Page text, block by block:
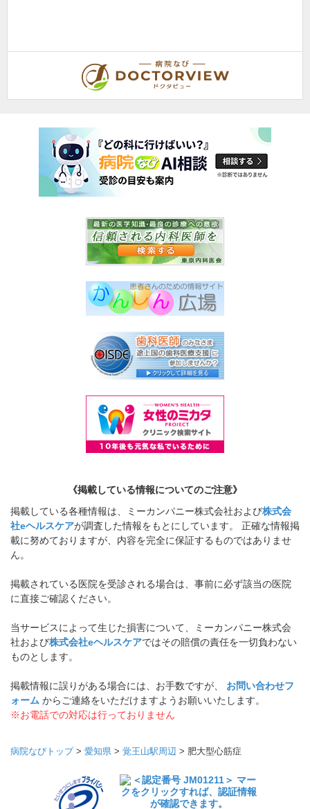
《掲載している情報についてのご注意》
掲載している各種情報は、ミーカンパニー株式会社および株式会
社eヘルスケアが調査した情報をもとにしています。 正確な情報掲
載に努めておりますが、内容を完全に保証するものではありませ
ん。
掲載されている医院を受診される場合は、事前に必ず該当の医院
に直接ご確認ください。
当サービスによって生じた損害について、ミーカンパニー株式会
社および株式会社eヘルスケアではその賠償の責任を一切負わない
ものとします。
掲載情報に誤りがある場合には、お手数ですが、 お問い合わせフ
ォーム からご連絡をいただけますようお願いいたします。
※お電話での対応は行っておりません
病院なびトップ> 愛知県 > 覚王山駅周辺 > 肥大型心筋症